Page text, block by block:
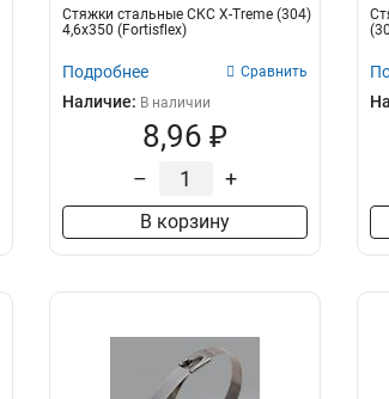
Стяжки стальные СКС X-Treme (304)
4,6х350 (Fortisflex)
Подробнее Сравнить
Наличие: В наличии
8,96 ₽
– +
В корзину